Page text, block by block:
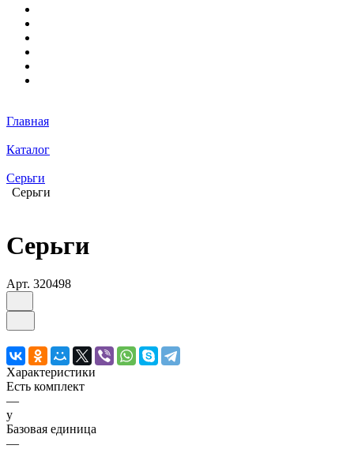
Главная
Каталог
Серьги
Серьги
Серьги
Арт. 320498
Характеристики
Есть комплект
—
y
Базовая единица
—